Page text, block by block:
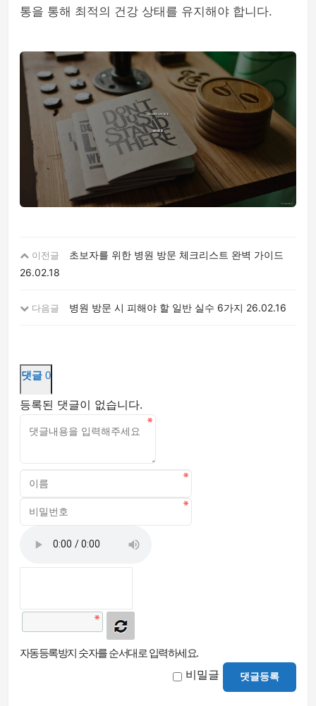
통을 통해 최적의 건강 상태를 유지해야 합니다.
이전글
초보자를 위한 병원 방문 체크리스트 완벽 가이드
26.02.18
다음글 병원 방문 시 피해야 할 일반 실수 6가지 26.02.16
댓글 0
등록된 댓글이 없습니다.
자동등록방지 숫자를 순서대로 입력하세요.
비밀글 댓글등록